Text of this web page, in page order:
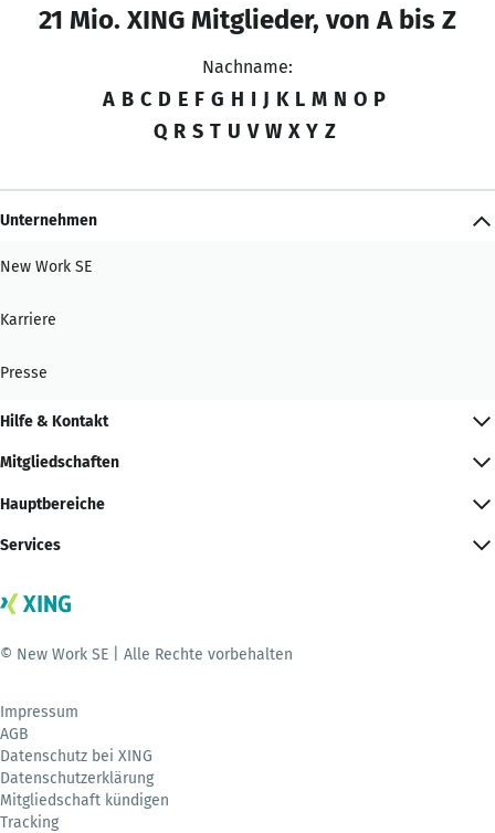
21 Mio. XING Mitglieder, von A bis Z
Nachname:
A B C D E F G H I J K L M N O P
Q R S T U V W X Y Z
Unternehmen
New Work SE
Karriere
Presse
Hilfe & Kontakt
Mitgliedschaften
Hauptbereiche
Services
© New Work SE | Alle Rechte vorbehalten
Impressum
AGB
Datenschutz bei XING
Datenschutzerklärung
Mitgliedschaft kündigen
Tracking